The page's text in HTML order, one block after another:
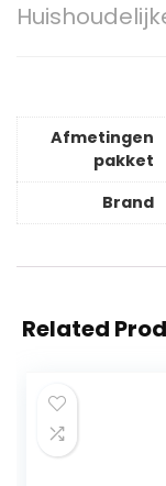
Afmetingen
pakket
Brand
Related